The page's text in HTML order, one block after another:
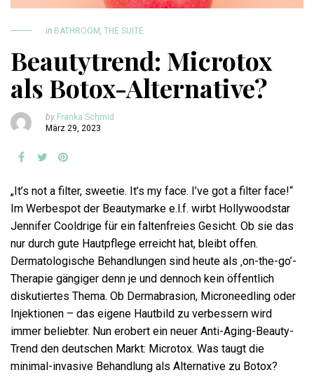
in BATHROOM, THE SUITE
Beautytrend: Microtox
als Botox-Alternative?
by Franka Schmid
März 29, 2023
„It’s not a filter, sweetie. It’s my face. I’ve got a filter face!“
Im Werbespot der Beautymarke e.l.f. wirbt Hollywoodstar
Jennifer Cooldrige für ein faltenfreies Gesicht. Ob sie das
nur durch gute Hautpflege erreicht hat, bleibt offen.
Dermatologische Behandlungen sind heute als ‚on-the-go’-
Therapie gängiger denn je und dennoch kein öffentlich
diskutiertes Thema. Ob Dermabrasion, Microneedling oder
Injektionen – das eigene Hautbild zu verbessern wird
immer beliebter. Nun erobert ein neuer Anti-Aging-Beauty-
Trend den deutschen Markt: Microtox. Was taugt die
minimal-invasive Behandlung als Alternative zu Botox?